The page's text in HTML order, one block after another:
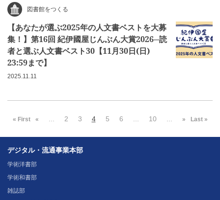
図書館をつくる
【あなたが選ぶ2025年の人文書ベストを大募
集！】第16回 紀伊國屋じんぶん大賞2026─読
者と選ぶ人文書ベスト30【11月30日(日)
23:59まで】
2025.11.11
« First « 2 3 4 5 6 10 » Last »
デジタル・流通事業本部
学術洋書部
学術和書部
雑誌部